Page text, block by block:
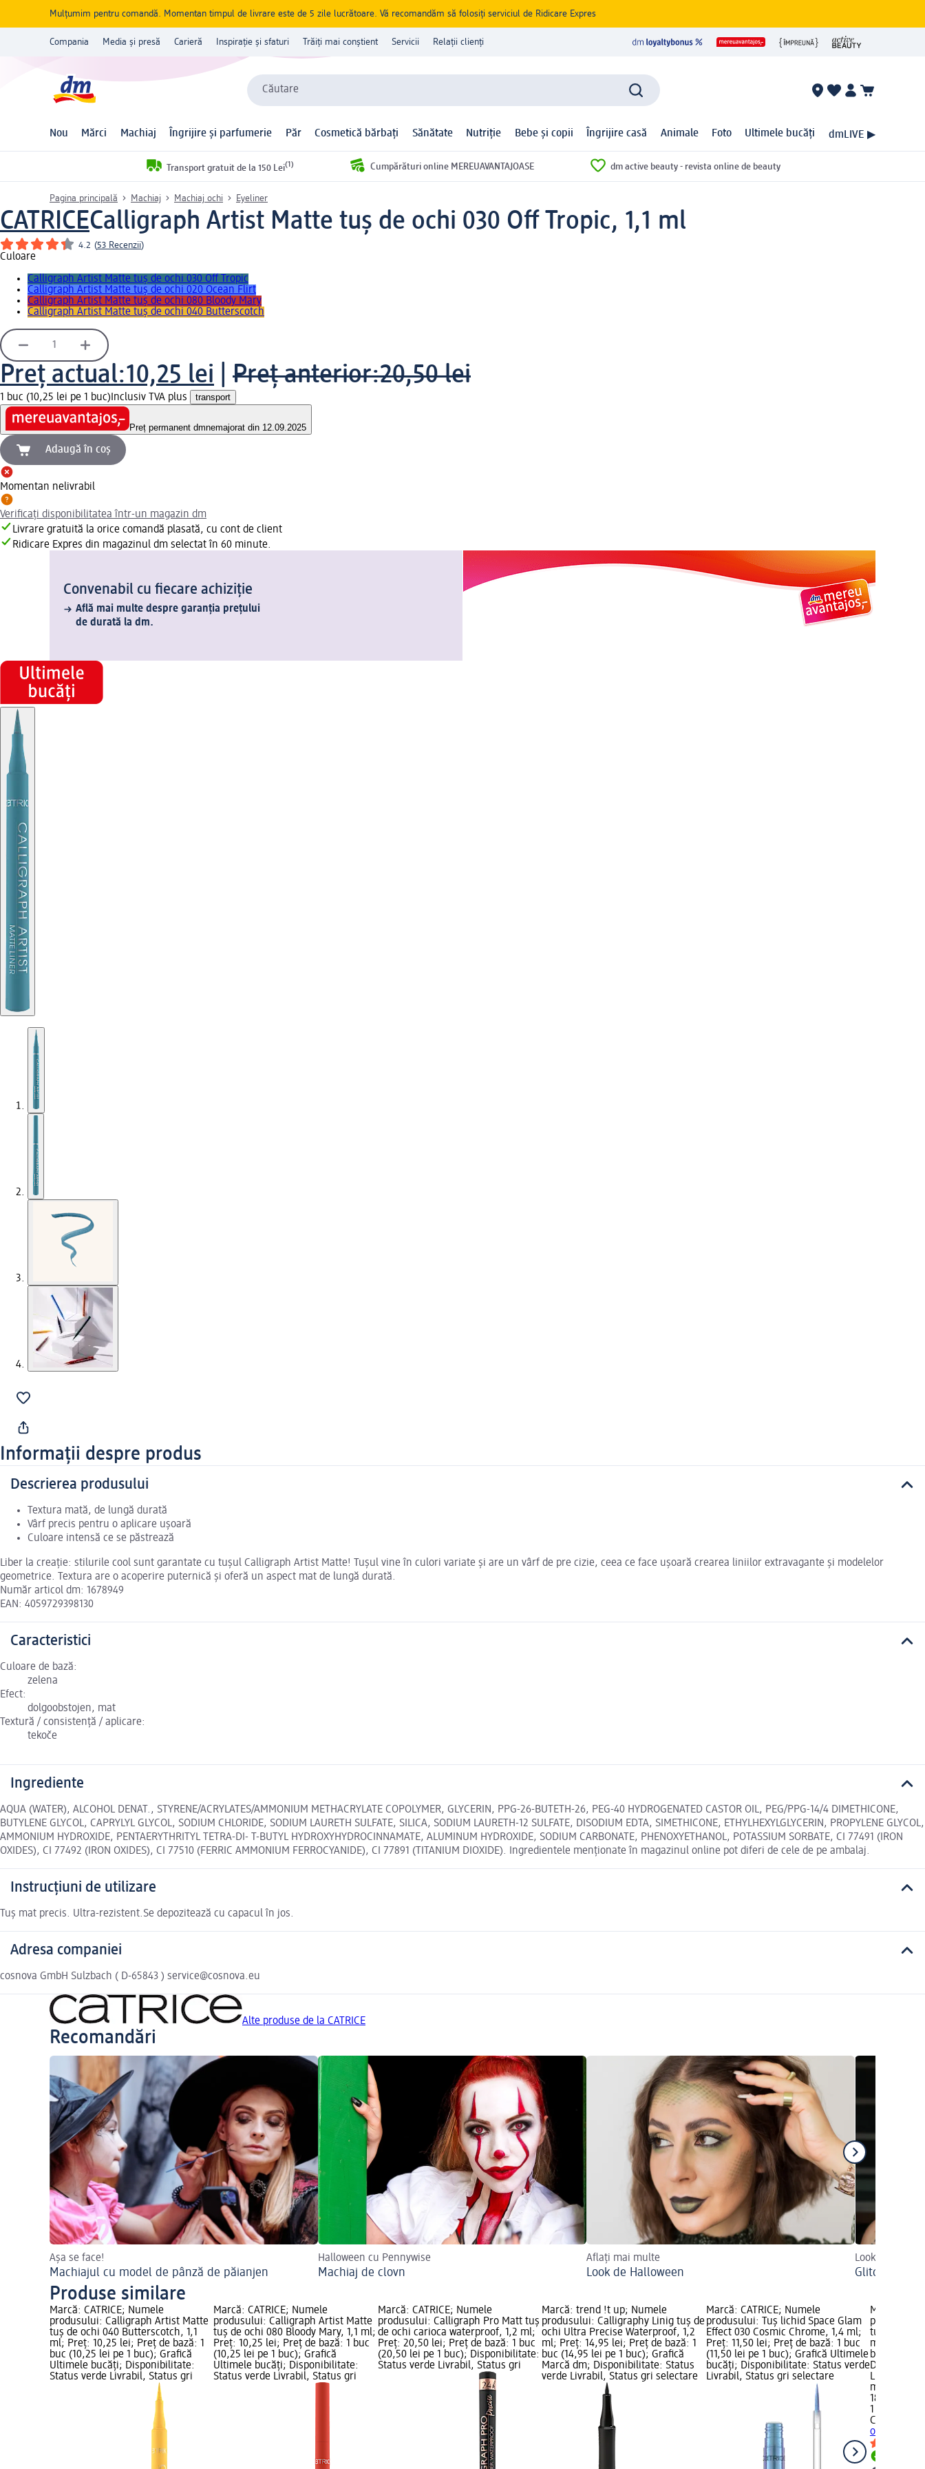
Mulțumim pentru comandă. Momentan timpul de livrare este de 5 zile lucrătoare. Vă recomandăm să folosiți serviciul de Ridicare Expres
Compania Media și presă Carieră Inspirație și sfaturi Trăiți mai conștient Servicii Relații clienți
Căutare
Nou Mărci Machiaj Îngrijire și parfumerie Păr Cosmetică bărbați Sănătate Nutriție Bebe și copii Îngrijire casă Animale Foto Ultimele bucăți dmLIVE ▶
Transport gratuit de la 150 Lei(1) Cumpărături online MEREUAVANTAJOASE dm active beauty - revista online de beauty
Pagina principală Machiaj Machiaj ochi Eyeliner
CATRICECalligraph Artist Matte tuș de ochi 030 Off Tropic, 1,1 ml
4.2 (53 Recenzii)
Culoare
Calligraph Artist Matte tuș de ochi 030 Off Tropic
Calligraph Artist Matte tuș de ochi 020 Ocean Flirt
Calligraph Artist Matte tuș de ochi 080 Bloody Mary
Calligraph Artist Matte tuș de ochi 040 Butterscotch
Preț actual:10,25 lei Preț anterior:20,50 lei
1 buc (10,25 lei pe 1 buc) Inclusiv TVA plus transport
Preț permanent dmnemajorat din 12.09.2025
Adaugă în coș
Momentan nelivrabil
Verificați disponibilitatea într-un magazin dm
Livrare gratuită la orice comandă plasată, cu cont de client
Ridicare Expres din magazinul dm selectat în 60 minute.
Convenabil cu fiecare achiziție
Află mai multe despre garanția prețului
de durată la dm.
Informații despre produs
Descrierea produsului
Textura mată, de lungă durată
Vârf precis pentru o aplicare ușoară
Culoare intensă ce se păstrează
Liber la creație: stilurile cool sunt garantate cu tușul Calligraph Artist Matte! Tușul vine în culori variate și are un vârf de pre cizie, ceea ce face ușoară crearea liniilor extravagante și modelelor
geometrice. Textura are o acoperire puternică și oferă un aspect mat de lungă durată.
Număr articol dm: 1678949
EAN: 4059729398130
Caracteristici
Culoare de bază:
zelena
Efect:
dolgoobstojen, mat
Textură / consistență / aplicare:
tekoče
Ingrediente
AQUA (WATER), ALCOHOL DENAT., STYRENE/ACRYLATES/AMMONIUM METHACRYLATE COPOLYMER, GLYCERIN, PPG-26-BUTETH-26, PEG-40 HYDROGENATED CASTOR OIL, PEG/PPG-14/4 DIMETHICONE,
BUTYLENE GLYCOL, CAPRYLYL GLYCOL, SODIUM CHLORIDE, SODIUM LAURETH SULFATE, SILICA, SODIUM LAURETH-12 SULFATE, DISODIUM EDTA, SIMETHICONE, ETHYLHEXYLGLYCERIN, PROPYLENE GLYCOL,
AMMONIUM HYDROXIDE, PENTAERYTHRITYL TETRA-DI- T-BUTYL HYDROXYHYDROCINNAMATE, ALUMINUM HYDROXIDE, SODIUM CARBONATE, PHENOXYETHANOL, POTASSIUM SORBATE, CI 77491 (IRON
OXIDES), CI 77492 (IRON OXIDES), CI 77510 (FERRIC AMMONIUM FERROCYANIDE), CI 77891 (TITANIUM DIOXIDE). Ingredientele menționate în magazinul online pot diferi de cele de pe ambalaj.
Instrucțiuni de utilizare
Tuș mat precis. Ultra-rezistent.Se depozitează cu capacul în jos.
Adresa companiei
cosnova GmbH Sulzbach ( D-65843 ) service@cosnova.eu
Alte produse de la CATRICE
Recomandări
Așa se face!
Machiajul cu model de pânză de păianjen
Halloween cu Pennywise
Machiaj de clovn
Aflați mai multe
Look de Halloween
Look-uri
Glitchy Glam
Produse similare
Marcă: CATRICE; Numele
produsului: Calligraph Artist Matte
tuș de ochi 040 Butterscotch, 1,1
ml; Preț: 10,25 lei; Preț de bază: 1
buc (10,25 lei pe 1 buc); Grafică
Ultimele bucăți; Disponibilitate:
Status verde Livrabil, Status gri
Marcă: CATRICE; Numele
produsului: Calligraph Artist Matte
tuș de ochi 080 Bloody Mary, 1,1 ml;
Preț: 10,25 lei; Preț de bază: 1 buc
(10,25 lei pe 1 buc); Grafică
Ultimele bucăți; Disponibilitate:
Status verde Livrabil, Status gri
Marcă: CATRICE; Numele
produsului: Calligraph Pro Matt tuș
de ochi carioca waterproof, 1,2 ml;
Preț: 20,50 lei; Preț de bază: 1 buc
(20,50 lei pe 1 buc); Disponibilitate:
Status verde Livrabil, Status gri
Marcă: trend !t up; Numele
produsului: Calligraphy Linig tuș de
ochi Ultra Precise Waterproof, 1,2
ml; Preț: 14,95 lei; Preț de bază: 1
buc (14,95 lei pe 1 buc); Grafică
Marcă dm; Disponibilitate: Status
verde Livrabil, Status gri selectare
Marcă: CATRICE; Numele
produsului: Tuș lichid Space Glam
Effect 030 Cosmic Chrome, 1,4 ml;
Preț: 11,50 lei; Preț de bază: 1 buc
(11,50 lei pe 1 buc); Grafică Ultimele
bucăți; Disponibilitate: Status verde
Livrabil, Status gri selectare
Marcă:
produsului:
tuș de ochi
ml; Preț:
buc (18,00
Livrabil,
magazin
18,00 lei
1 buc
CATRICE
ochi